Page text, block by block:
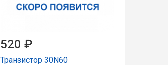
520 ₽
Транзистор 30N60